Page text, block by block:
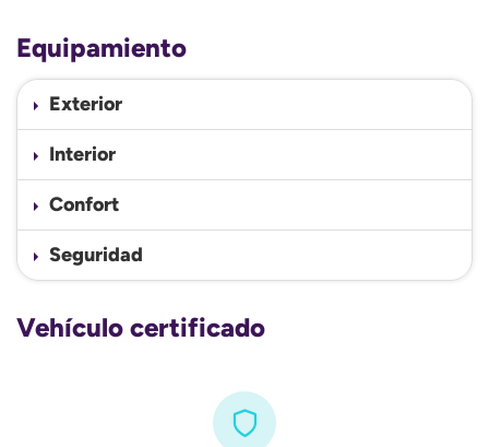
Equipamiento
Exterior
Interior
Confort
Seguridad
Vehículo certificado